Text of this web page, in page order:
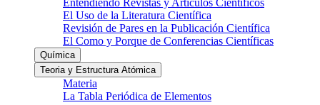
El Uso de la Literatura Científica
Revisión de Pares en la Publicación Científica
El Como y Porque de Conferencias Científicas
Química
Teoria y Estructura Atómica
Materia
La Tabla Periódica de Elementos